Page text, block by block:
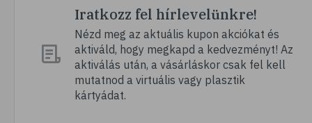
# fogíny
# fogkrém
# dentin
# fogszabályozás
Iratkozz fel hírlevelünkre!
Nézd meg az aktuális kupon akciókat és
aktiváld, hogy megkapd a kedvezményt! Az
aktiválás után, a vásárláskor csak fel kell
mutatnod a virtuális vagy plasztik
kártyádat.